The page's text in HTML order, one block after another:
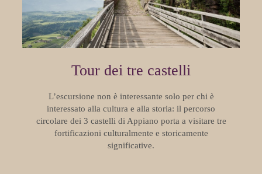
Tour dei tre castelli
L’escursione non è interessante solo per chi è
interessato alla cultura e alla storia: il percorso
circolare dei 3 castelli di Appiano porta a visitare tre
fortificazioni culturalmente e storicamente
significative.